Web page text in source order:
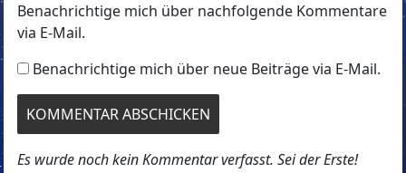
Benachrichtige mich über nachfolgende Kommentare
via E-Mail.
Benachrichtige mich über neue Beiträge via E-Mail.
Es wurde noch kein Kommentar verfasst. Sei der Erste!